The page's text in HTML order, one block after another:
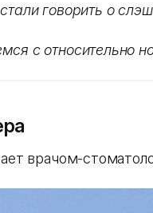
говорить о
с относительно
врачом-